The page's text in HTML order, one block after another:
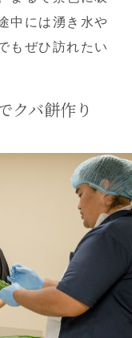
中には湧き水や
もぜひ訪れたい
クバ餅作り